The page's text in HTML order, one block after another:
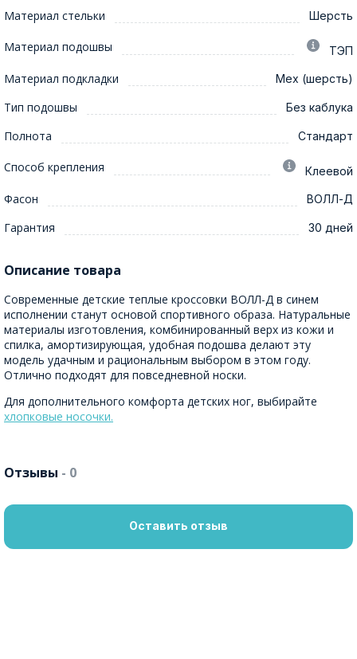
Материал стельки Шерсть
Материал подошвы ТЭП
Материал подкладки Мех (шерсть)
Тип подошвы Без каблука
Полнота Стандарт
Способ крепления Клеевой
Фасон ВОЛЛ-Д
Гарантия 30 дней
Описание товара
Современные детские теплые кроссовки ВОЛЛ-Д в синем
исполнении станут основой спортивного образа. Натуральные
материалы изготовления, комбинированный верх из кожи и
спилка, амортизирующая, удобная подошва делают эту
модель удачным и рациональным выбором в этом году.
Отлично подходят для повседневной носки.
Для дополнительного комфорта детских ног, выбирайте
хлопковые носочки.
Отзывы - 0
Оставить отзыв